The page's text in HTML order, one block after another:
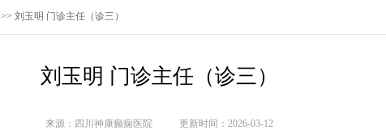
>> 刘玉明 门诊主任（诊三）
刘玉明 门诊主任（诊三）
来源：四川神康癫痫医院 更新时间：2026-03-12